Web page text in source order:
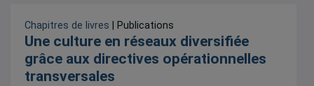
Chapitres de livres | Publications
Une culture en réseaux diversifiée
grâce aux directives opérationnelles
transversales